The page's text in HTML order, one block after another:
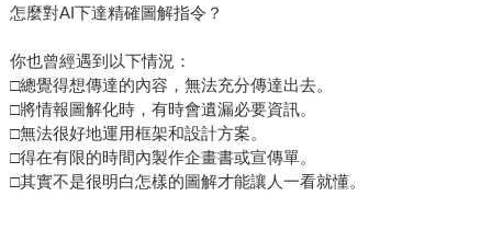
怎麼對AI下達精確圖解指令？
你也曾經遇到以下情況：
□總覺得想傳達的內容，無法充分傳達出去。
□將情報圖解化時，有時會遺漏必要資訊。
□無法很好地運用框架和設計方案。
□得在有限的時間內製作企畫書或宣傳單。
□其實不是很明白怎樣的圖解才能讓人一看就懂。